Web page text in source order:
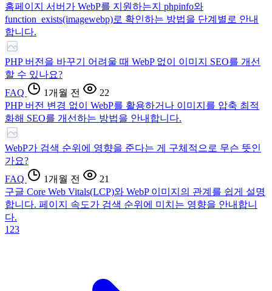
홈페이지 서버가 WebP를 지원하는지 phpinfo와
function_exists(imagewebp)로 확인하는 방법을 단계별로 안내
합니다.
PHP 버전을 바꾸기 어려울 때 WebP 없이 이미지 SEO를 개선
할 수 있나요?
FAQ
1개월 전
22
PHP 버전 변경 없이 WebP를 활용하거나 이미지를 압축 최적
화해 SEO를 개선하는 방법을 안내합니다.
WebP가 검색 순위에 영향을 준다는 게 구체적으로 무슨 뜻인
가요?
FAQ
1개월 전
21
구글 Core Web Vitals(LCP)와 WebP 이미지의 관계를 쉽게 설명
합니다. 페이지 속도가 검색 순위에 미치는 영향을 안내합니
다.
1 23